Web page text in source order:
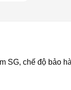
SG, chế độ bảo